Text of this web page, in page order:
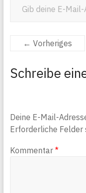
← Vorheriges
Schreibe
Deine E-Mail-
Erforderliche Felder
Kommentar *